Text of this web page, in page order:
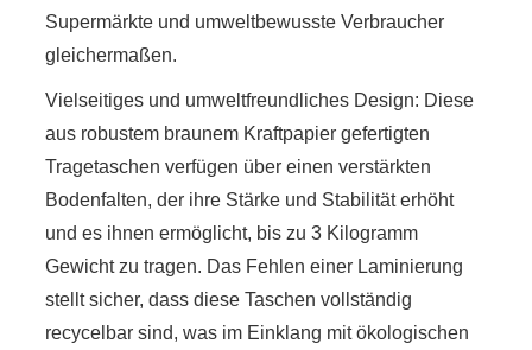
Supermärkte und umweltbewusste Verbraucher
gleichermaßen.
Vielseitiges und umweltfreundliches Design: Diese
aus robustem braunem Kraftpapier gefertigten
Tragetaschen verfügen über einen verstärkten
Bodenfalten, der ihre Stärke und Stabilität erhöht
und es ihnen ermöglicht, bis zu 3 Kilogramm
Gewicht zu tragen. Das Fehlen einer Laminierung
stellt sicher, dass diese Taschen vollständig
recycelbar sind, was im Einklang mit ökologischen